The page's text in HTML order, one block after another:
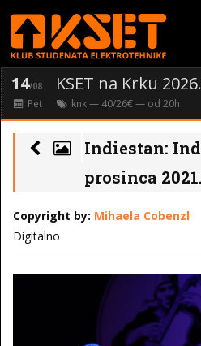
14/08 KSET na Krku 2026.
Pet knk— 40/26€ — od 20h
Indiestan:
prosinca 2021.
Copyright by: Mihaela Cobenzl
Digitalno